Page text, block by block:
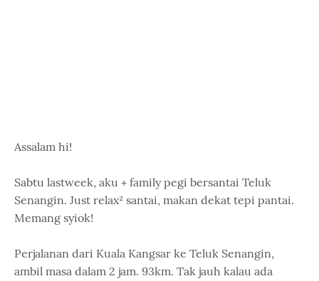
Assalam hi!
Sabtu lastweek, aku + family pegi bersantai Teluk
Senangin. Just relax² santai, makan dekat tepi pantai.
Memang syiok!
Perjalanan dari Kuala Kangsar ke Teluk Senangin,
ambil masa dalam 2 jam. 93km. Tak jauh kalau ada